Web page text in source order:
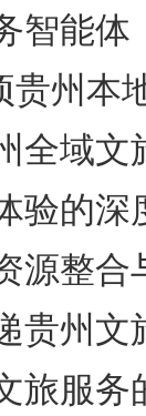
能体
贵州本
全域文
验的深
源整合
贵州文
旅服务